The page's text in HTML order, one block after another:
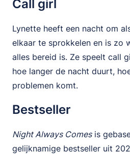
Call girl
Lynette heeft een nacht om
elkaar te sprokkelen en is zo
alles bereid is. Ze speelt call
hoe langer de nacht duurt,
problemen komt.
Bestseller
Night Always Comesis
gelijknamige bestseller uit